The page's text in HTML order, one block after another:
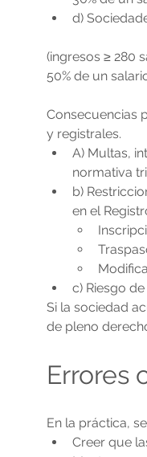
d)
(ingresos ≥ 280
50% de un
Consecuencias
y registrales.
A) Multas,
normativa
b)
en el
c) Riesgo
Si la sociedad
de pleno
Errores
En la práctica,
Creer que